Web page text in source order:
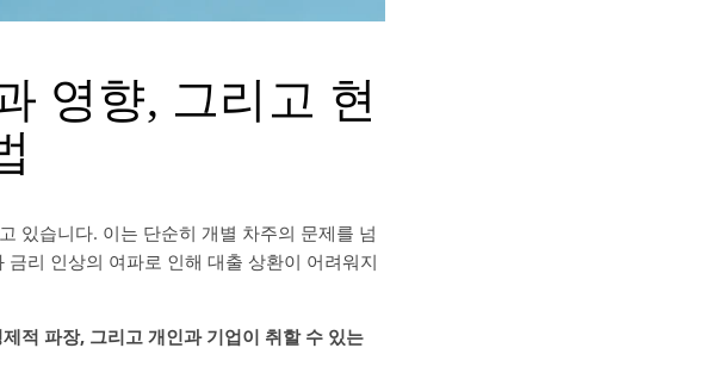
영향, 그리고 현
있습니다. 이는 단순히 개별 차주의 문제를 넘
리 인상의 여파로 인해 대출 상환이 어려워지
적 파장, 그리고 개인과 기업이 취할 수 있는